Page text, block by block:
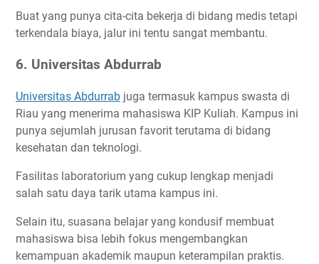
Buat yang punya cita-cita bekerja di bidang medis tetapi
terkendala biaya, jalur ini tentu sangat membantu.
6. Universitas Abdurrab
Universitas Abdurrab juga termasuk kampus swasta di
Riau yang menerima mahasiswa KIP Kuliah. Kampus ini
punya sejumlah jurusan favorit terutama di bidang
kesehatan dan teknologi.
Fasilitas laboratorium yang cukup lengkap menjadi
salah satu daya tarik utama kampus ini.
Selain itu, suasana belajar yang kondusif membuat
mahasiswa bisa lebih fokus mengembangkan
kemampuan akademik maupun keterampilan praktis.